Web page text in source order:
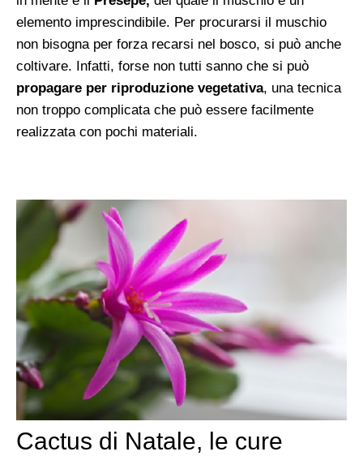
elemento imprescindibile. Per procurarsi il muschio
non bisogna per forza recarsi nel bosco, si può anche
coltivare. Infatti, forse non tutti sanno che si può
propagare per riproduzione vegetativa, una tecnica
non troppo complicata che può essere facilmente
realizzata con pochi materiali.
Cactus di Natale, le cure